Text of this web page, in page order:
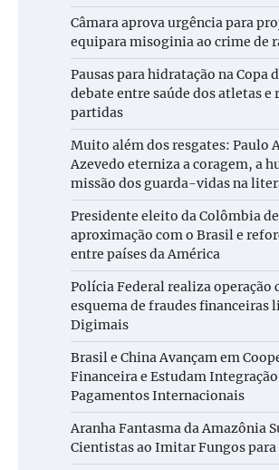
Câmara aprova urgência para
equipara misoginia ao crime de
Pausas para hidratação na Copa
debate entre saúde dos atletas e
partidas
Muito além dos resgates: Paulo
Azevedo eterniza a coragem, a
missão dos guarda-vidas na
Presidente eleito da Colômbia
aproximação com o Brasil e
entre países da América
Polícia Federal realiza operação
esquema de fraudes financeiras
Digimais
Brasil e China Avançam em
Financeira e Estudam
Pagamentos Internacionais
Aranha Fantasma da Amazônia
Cientistas ao Imitar Fungos